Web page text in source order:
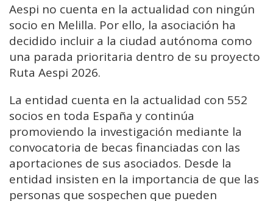
Aespi no cuenta en la actualidad con ningún
socio en Melilla. Por ello, la asociación ha
decidido incluir a la ciudad autónoma como
una parada prioritaria dentro de su proyecto
Ruta Aespi 2026.
La entidad cuenta en la actualidad con 552
socios en toda España y continúa
promoviendo la investigación mediante la
convocatoria de becas financiadas con las
aportaciones de sus asociados. Desde la
entidad insisten en la importancia de que las
personas que sospechen que pueden